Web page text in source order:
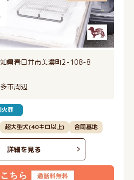
県春日井市美濃町2-108-8
市周辺
葬
超大型犬(40キロ以上) 合同墓地
詳細を見る